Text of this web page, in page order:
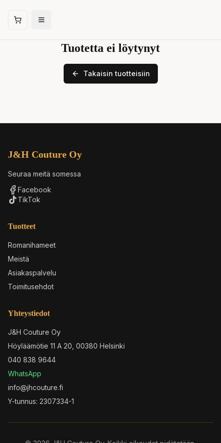
J&H Couture
Tuotetta ei löytynyt
Takaisin tuotteisiin
J&H Couture Oy
Seuraa meitä somessa
Facebook
TikTok
Tuotteet
Romanihameet
Meistä
Asiakaspalvelu
Toimitusehdot
Yhteystiedot
J&H Couture Oy
Höyläämötie 11 A 20, 00380 Helsinki
040 838 9644
WhatsApp
info@jhcouture.fi
Y-tunnus: 2307334-1